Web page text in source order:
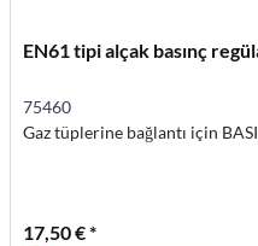
EN61 tipi alçak basınç
75460
Gaz tüplerine bağlantı için
17,50 € *